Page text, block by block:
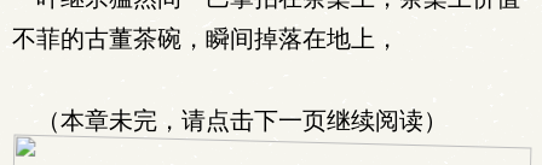
不菲的古董茶碗，瞬间掉落在地上，
（本章未完，请点击下一页继续阅读）